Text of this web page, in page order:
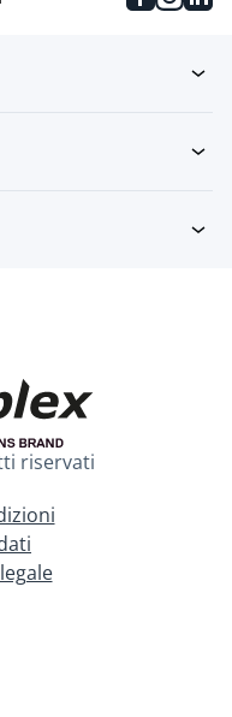
riservati